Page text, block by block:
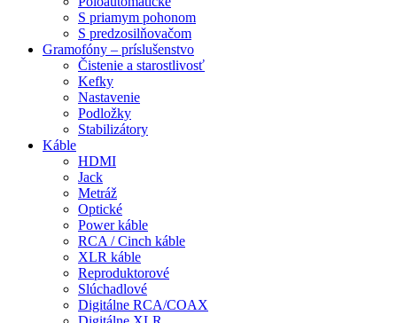
S priamym pohonom
S predzosilňovačom
Gramofóny – príslušenstvo
Čistenie a starostlivosť
Kefky
Nastavenie
Podložky
Stabilizátory
Káble
HDMI
Jack
Metráž
Optické
Power káble
RCA / Cinch káble
XLR káble
Reproduktorové
Slúchadlové
Digitálne RCA/COAX